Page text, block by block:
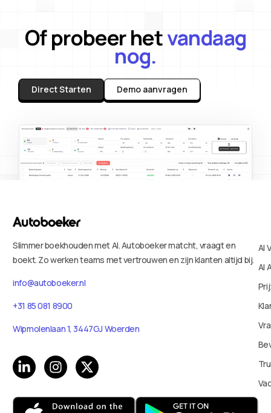
Of probeer hetvandaag
nog.
Direct Starten Demo aanvragen
Slimmer boekhouden met AI. Autoboeker matcht, vraagt en
boekt. Zo werken teams met vertrouwen en zijn klanten altijd bij.
info@autoboeker.nl
+31 85 081 8900
Wipmolenlaan 1, 3447GJ Woerden
AI
AI